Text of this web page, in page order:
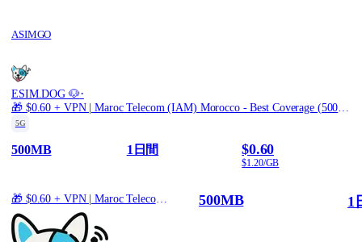
ASIMGO
ESIM.DOG 🐶·
5G
500MB 1日間 $0.60
$1.20/GB
🎁 $0.60 + VPN | Maroc Telecom (IAM) Morocco - Best Coverage (500MB/1Days) - Black route 500MB 1